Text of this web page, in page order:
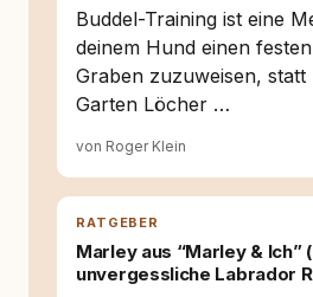
Hundehalter:innen in
und der Schweiz. Meine
Tierschutz beginnt mit
Hund versteht, trifft
für ein Zusammenleben,
Buddel-Training ist eine
deinem Hund einen
Graben zuzuweisen, statt
Garten Löcher …
von Roger Klein
RATGEBER
Marley aus “Marley & Ich”
unvergessliche Labrador